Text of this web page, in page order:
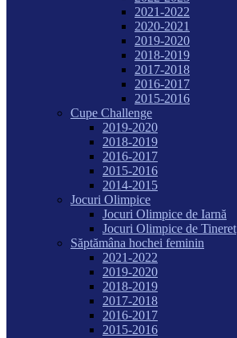
2021-2022
2020-2021
2019-2020
2018-2019
2017-2018
2016-2017
2015-2016
Cupe Challenge
2019-2020
2018-2019
2016-2017
2015-2016
2014-2015
Jocuri Olimpice
Jocuri Olimpice de Iarnă
Jocuri Olimpice de Tineret
Săptămâna hochei feminin
2021-2022
2019-2020
2018-2019
2017-2018
2016-2017
2015-2016